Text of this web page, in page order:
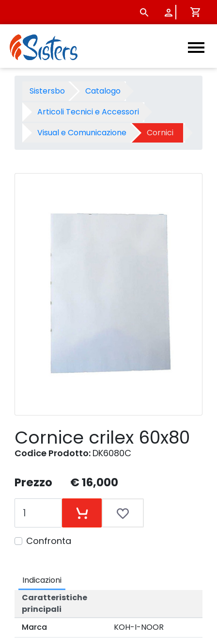
Cornice crilex 60x80 -
Sistersbo
Catalogo
Articoli Tecnici e Accessori
Visual e Comunicazione
Cornici
Cornice crilex 60x80
Codice Prodotto: DK6080C
Prezzo € 16,000
Confronta
Indicazioni
Caratteristiche
principali
Marca
KOH-I-NOOR